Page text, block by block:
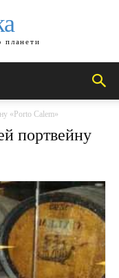
планети
«Porto Calem»
портвейну